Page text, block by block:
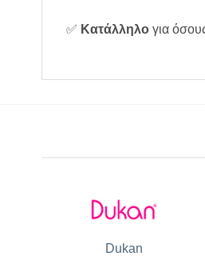
✅ Κατάλληλο για
Dukan